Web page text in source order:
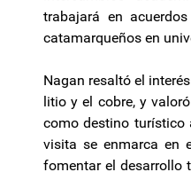
trabajará en
catamarqueños en
Nagan resaltó el
litio y el cobre, y
como destino turístico
visita se enmarca en
fomentar el desarrollo